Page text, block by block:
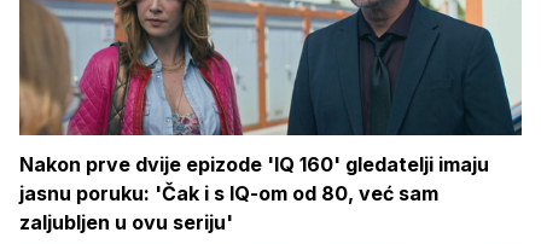
Nakon prve dvije epizode 'IQ 160' gledatelji imaju
jasnu poruku: 'Čak i s IQ-om od 80, već sam
zaljubljen u ovu seriju'